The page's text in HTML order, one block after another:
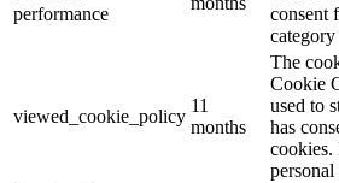
performance
consent
viewed_cookie_policy
11
months
The
Cookie
used to
has
cookies.
personal